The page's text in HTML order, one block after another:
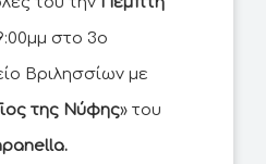
στο 3o
Βριλησσίων με
της Νύφης» του